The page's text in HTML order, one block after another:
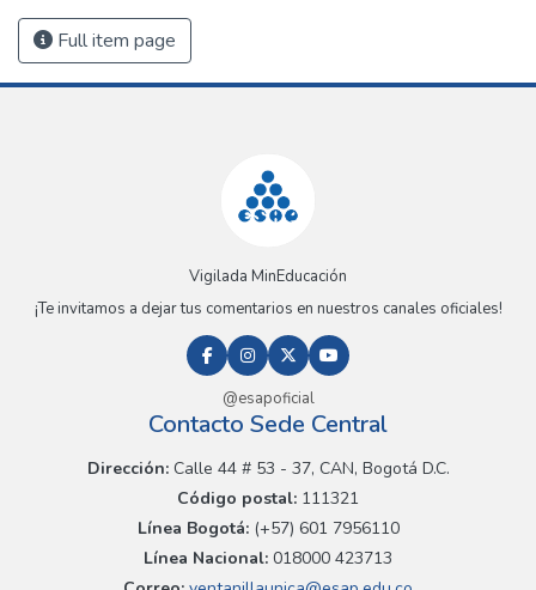
Full item page
Vigilada MinEducación
¡Te invitamos a dejar tus comentarios en nuestros canales oficiales!
@esapoficial
Contacto Sede Central
Dirección:Calle 44 # 53 - 37, CAN, Bogotá D.C.
Código postal: 111321
Línea Bogotá:(+57) 601 7956110
Línea Nacional: 018000 423713